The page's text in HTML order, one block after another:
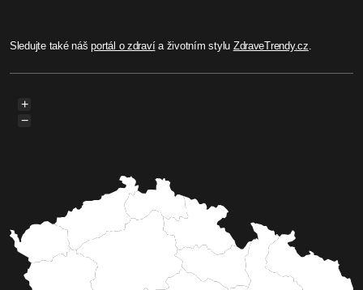
Sledujte také nášportál o zdravía životním stylu ZdraveTrendy.cz
+
−